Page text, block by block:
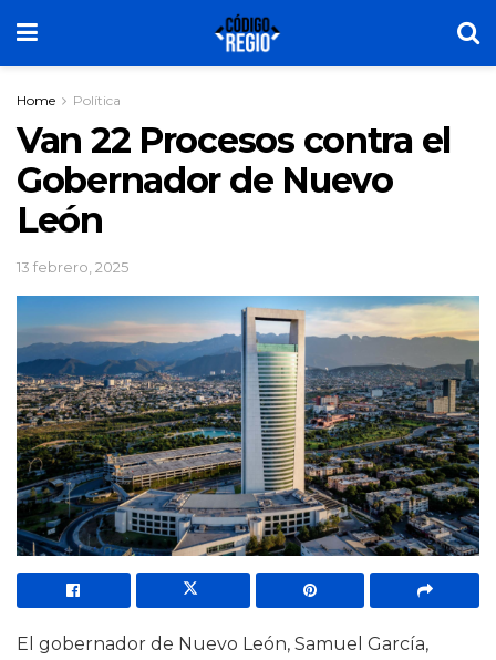
Home Política
Van 22 Procesos contra el
Gobernador de Nuevo
León
13 febrero, 2025
El gobernador de Nuevo León, Samuel García,